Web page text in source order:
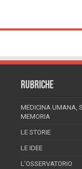
RUBRICHE
MEDICINA UMANA,
MEMORIA
LE STORIE
LE IDEE
L’OSSERVATORIO